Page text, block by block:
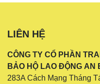
LIÊN HỆ
CÔNG TY CỔ PHẦN
BẢO HỘ LAO ĐỘNG AN
283A Cách Mạng Tháng